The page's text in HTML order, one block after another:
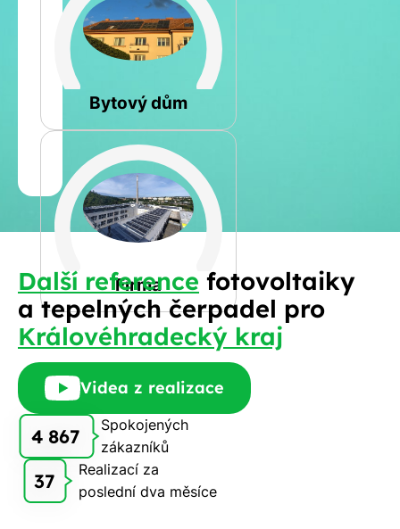
Bytový dům
Firma
Jiná
Spočítat
kalkulaci
Jméno
a
příjmení
Telefon
E-
mail
Vám
zdarma
Další reference fotovoltaiky
a tepelných čerpadel pro
Královéhradecký kraj
Videa z realizace
4 867
Spokojených
zákazníků
37
Realizací za
poslední dva měsíce